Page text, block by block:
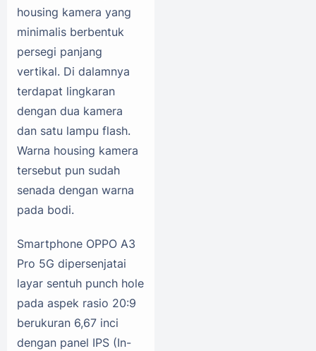
housing kamera yang
minimalis berbentuk
persegi panjang
vertikal. Di dalamnya
terdapat lingkaran
dengan dua kamera
dan satu lampu flash.
Warna housing kamera
tersebut pun sudah
senada dengan warna
pada bodi.
Smartphone OPPO A3
Pro 5G dipersenjatai
layar sentuh punch hole
pada aspek rasio 20:9
berukuran 6,67 inci
dengan panel IPS (In-